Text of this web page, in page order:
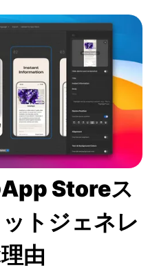
Storeス
トジェネレ
由